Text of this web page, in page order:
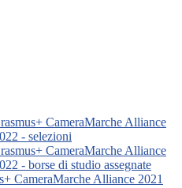
CameraMarche Alliance
- selezioni
CameraMarche Alliance
- borse di studio assegnate
CameraMarche Alliance 2021